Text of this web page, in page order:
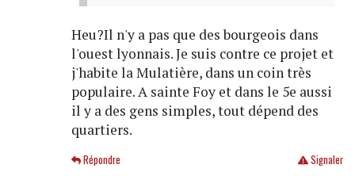
Heu?Il n'y a pas que des bourgeois dans
l'ouest lyonnais. Je suis contre ce projet et
j'habite la Mulatière, dans un coin très
populaire. A sainte Foy et dans le 5e aussi
il y a des gens simples, tout dépend des
quartiers.
Signaler
Répondre